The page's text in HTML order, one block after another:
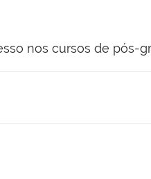
nos cursos de pós-